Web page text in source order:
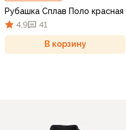
Рубашка Сплав Поло красная
4,9
41
В корзину